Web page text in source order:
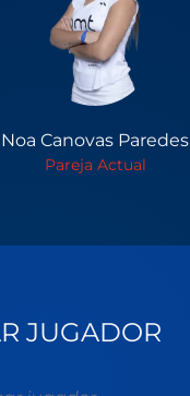
Noa Canovas Paredes
Pareja Actual
JUGADOR